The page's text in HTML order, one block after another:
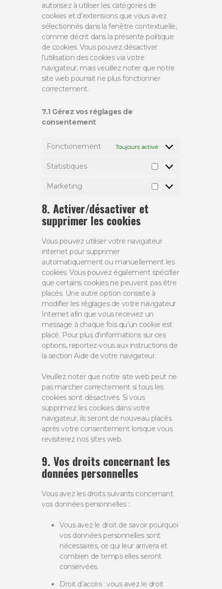
autorisez à utiliser les catégories de
cookies et d’extensions que vous avez
sélectionnés dans la fenêtre contextuelle,
comme décrit dans la présente politique
de cookies. Vous pouvez désactiver
l’utilisation des cookies via votre
navigateur, mais veuillez noter que notre
site web pourrait ne plus fonctionner
correctement.
7.1 Gérez vos réglages de
consentement
Fonctionement Toujours activé
Statistiques
Statistiques
Marketing
Marketing
8. Activer/désactiver et
supprimer les cookies
Vous pouvez utiliser votre navigateur
internet pour supprimer
automatiquement ou manuellement les
cookies. Vous pouvez également spécifier
que certains cookies ne peuvent pas être
placés. Une autre option consiste à
modifier les réglages de votre navigateur
Internet afin que vous receviez un
message à chaque fois qu’un cookie est
placé. Pour plus d’informations sur ces
options, reportez-vous aux instructions de
la section Aide de votre navigateur.
Veuillez noter que notre site web peut ne
pas marcher correctement si tous les
cookies sont désactivés. Si vous
supprimez les cookies dans votre
navigateur, ils seront de nouveau placés
après votre consentement lorsque vous
revisiterez nos sites web.
9. Vos droits concernant les
données personnelles
Vous avez les droits suivants concernant
vos données personnelles :
Vous avez le droit de savoir pourquoi
vos données personnelles sont
nécessaires, ce qui leur arrivera et
combien de temps elles seront
conservées.
Droit d’accès : vous avez le droit